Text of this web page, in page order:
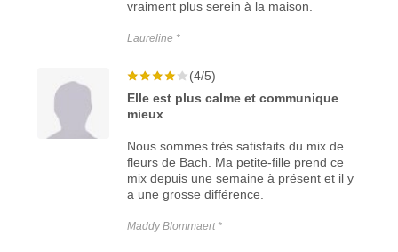
vraiment plus serein à la maison.
Laureline *
(4/5)
Elle est plus calme et communique
mieux
Nous sommes très satisfaits du mix de
fleurs de Bach. Ma petite-fille prend ce
mix depuis une semaine à présent et il y
a une grosse différence.
Maddy Blommaert *